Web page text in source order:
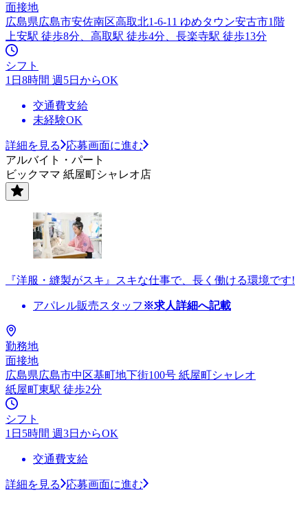
面接地
広島県広島市安佐南区高取北1-6-11 ゆめタウン安古市1階
上安駅 徒歩8分、高取駅 徒歩4分、長楽寺駅 徒歩13分
シフト
1日8時間 週5日からOK
交通費支給
未経験OK
詳細を見る
応募画面に進む
アルバイト・パート
ビックママ 紙屋町シャレオ店
『洋服・縫製がスキ』スキな仕事で、長く働ける環境です!
アパレル販売スタッフ ※求人詳細へ記載
勤務地
面接地
広島県広島市中区基町地下街100号 紙屋町シャレオ
紙屋町東駅 徒歩2分
シフト
1日5時間 週3日からOK
交通費支給
詳細を見る 応募画面に進む